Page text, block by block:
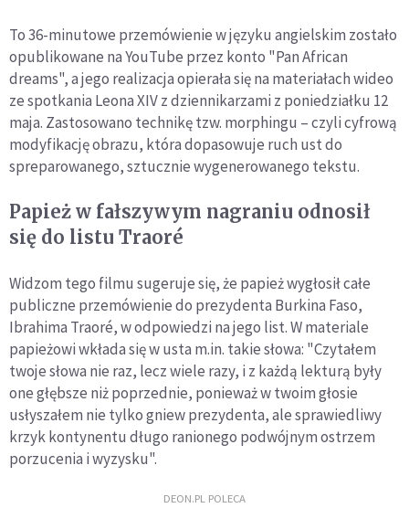
To 36-minutowe przemówienie w języku angielskim zostało
opublikowane na YouTube przez konto "Pan African
dreams", a jego realizacja opierała się na materiałach wideo
ze spotkania Leona XIV z dziennikarzami z poniedziałku 12
maja. Zastosowano technikę tzw. morphingu – czyli cyfrową
modyfikację obrazu, która dopasowuje ruch ust do
spreparowanego, sztucznie wygenerowanego tekstu.
Papież w fałszywym nagraniu odnosił
się do listu Traoré
Widzom tego filmu sugeruje się, że papież wygłosił całe
publiczne przemówienie do prezydenta Burkina Faso,
Ibrahima Traoré, w odpowiedzi na jego list. W materiale
papieżowi wkłada się w usta m.in. takie słowa: "Czytałem
twoje słowa nie raz, lecz wiele razy, i z każdą lekturą były
one głębsze niż poprzednie, ponieważ w twoim głosie
usłyszałem nie tylko gniew prezydenta, ale sprawiedliwy
krzyk kontynentu długo ranionego podwójnym ostrzem
porzucenia i wyzysku".
DEON.PL POLECA